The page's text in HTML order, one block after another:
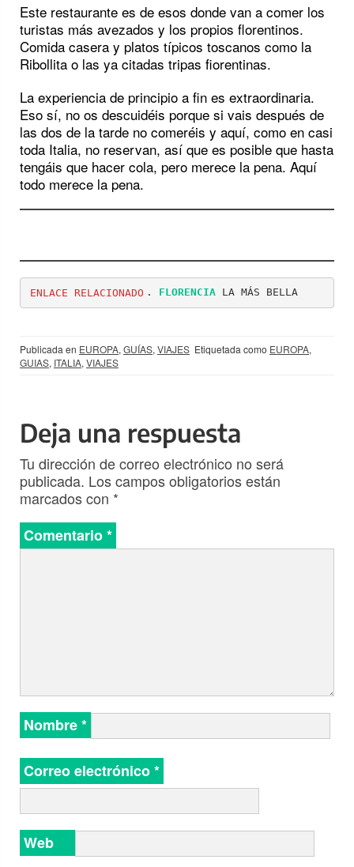
Este restaurante es de esos donde van a comer los
turistas más avezados y los propios florentinos.
Comida casera y platos típicos toscanos como la
Ribollita o las ya citadas tripas fiorentinas.
La experiencia de principio a fin es extraordinaria.
Eso sí, no os descuidéis porque si vais después de
las dos de la tarde no comeréis y aquí, como en casi
toda Italia, no reservan, así que es posible que hasta
tengáis que hacer cola, pero merece la pena. Aquí
todo merece la pena.
ENLACE RELACIONADO . FLORENCIA LA MÁS BELLA
Publicada en EUROPA, GUÍAS, VIAJES Etiquetada como EUROPA,
GUIAS, ITALIA, VIAJES
Deja una respuesta
Tu dirección de correo electrónico no será
publicada. Los campos obligatorios están
marcados con *
Comentario*
Nombre*
Correo electrónico*
Web